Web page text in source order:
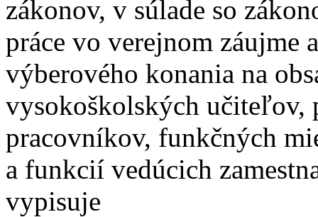
zákonov, v súlade so
práce vo verejnom záujme
výberového konania na
vysokoškolských učiteľov,
pracovníkov, funkčných
a funkcií vedúcich
vypisuje